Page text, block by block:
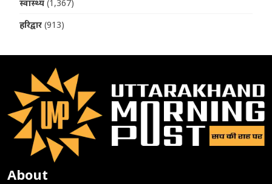
स्वास्थ्य (1,367)
हरिद्वार (913)
About